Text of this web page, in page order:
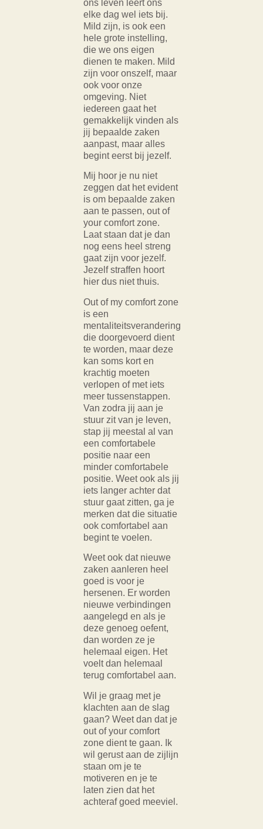
ons leven leert ons
elke dag wel iets bij.
Mild zijn, is ook een
hele grote instelling,
die we ons eigen
dienen te maken. Mild
zijn voor onszelf, maar
ook voor onze
omgeving. Niet
iedereen gaat het
gemakkelijk vinden als
jij bepaalde zaken
aanpast, maar alles
begint eerst bij jezelf.
Mij hoor je nu niet
zeggen dat het evident
is om bepaalde zaken
aan te passen, out of
your comfort zone.
Laat staan dat je dan
nog eens heel streng
gaat zijn voor jezelf.
Jezelf straffen hoort
hier dus niet thuis.
Out of my comfort zone
is een
mentaliteitsverandering
die doorgevoerd dient
te worden, maar deze
kan soms kort en
krachtig moeten
verlopen of met iets
meer tussenstappen.
Van zodra jij aan je
stuur zit van je leven,
stap jij meestal al van
een comfortabele
positie naar een
minder comfortabele
positie. Weet ook als jij
iets langer achter dat
stuur gaat zitten, ga je
merken dat die situatie
ook comfortabel aan
begint te voelen.
Weet ook dat nieuwe
zaken aanleren heel
goed is voor je
hersenen. Er worden
nieuwe verbindingen
aangelegd en als je
deze genoeg oefent,
dan worden ze je
helemaal eigen. Het
voelt dan helemaal
terug comfortabel aan.
Wil je graag met je
klachten aan de slag
gaan? Weet dan dat je
out of your comfort
zone dient te gaan. Ik
wil gerust aan de zijlijn
staan om je te
motiveren en je te
laten zien dat het
achteraf goed meeviel.